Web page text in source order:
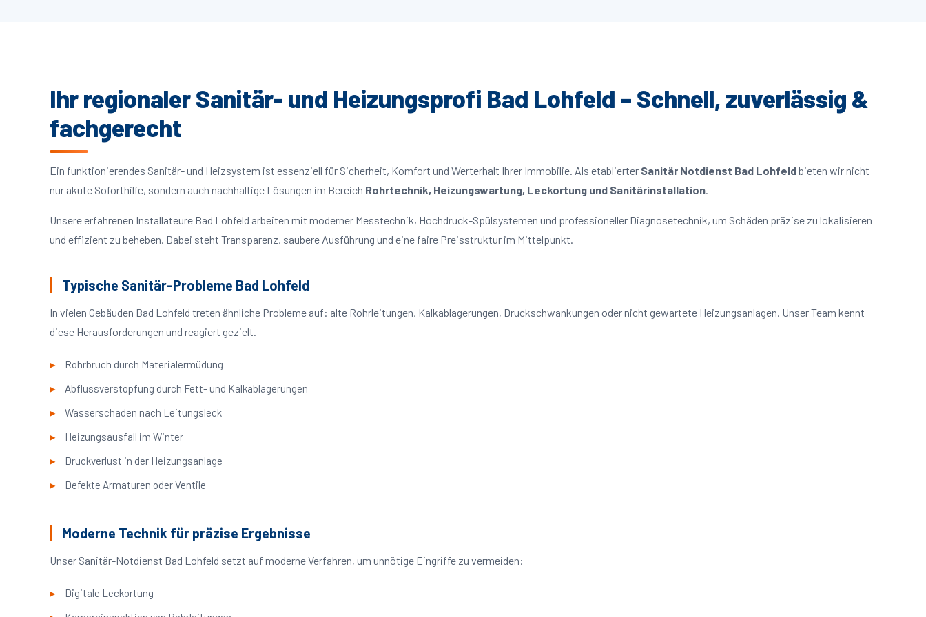
Ihr regionaler Sanitär- und Heizungsprofi Bad Lohfeld – Schnell, zuverlässig &
fachgerecht
Ein funktionierendes Sanitär- und Heizsystem ist essenziell für Sicherheit, Komfort und Werterhalt Ihrer Immobilie. Als etablierter Sanitär Notdienst Bad Lohfeldbieten wir nicht
nur akute Soforthilfe, sondern auch nachhaltige Lösungen im Bereich Rohrtechnik, Heizungswartung, Leckortung und Sanitärinstallation.
Unsere erfahrenen Installateure Bad Lohfeld arbeiten mit moderner Messtechnik, Hochdruck-Spülsystemen und professioneller Diagnosetechnik, um Schäden präzise zu lokalisieren
und effizient zu beheben. Dabei steht Transparenz, saubere Ausführung und eine faire Preisstruktur im Mittelpunkt.
Typische Sanitär-Probleme Bad Lohfeld
In vielen Gebäuden Bad Lohfeld treten ähnliche Probleme auf: alte Rohrleitungen, Kalkablagerungen, Druckschwankungen oder nicht gewartete Heizungsanlagen. Unser Team kennt
diese Herausforderungen und reagiert gezielt.
Rohrbruch durch Materialermüdung
Abflussverstopfung durch Fett- und Kalkablagerungen
Wasserschaden nach Leitungsleck
Heizungsausfall im Winter
Druckverlust in der Heizungsanlage
Defekte Armaturen oder Ventile
Moderne Technik für präzise Ergebnisse
Unser Sanitär-Notdienst Bad Lohfeld setzt auf moderne Verfahren, um unnötige Eingriffe zu vermeiden:
Digitale Leckortung